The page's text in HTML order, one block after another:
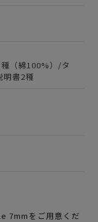
（綿100%）/タ
明書2種
7mmをご用意くだ